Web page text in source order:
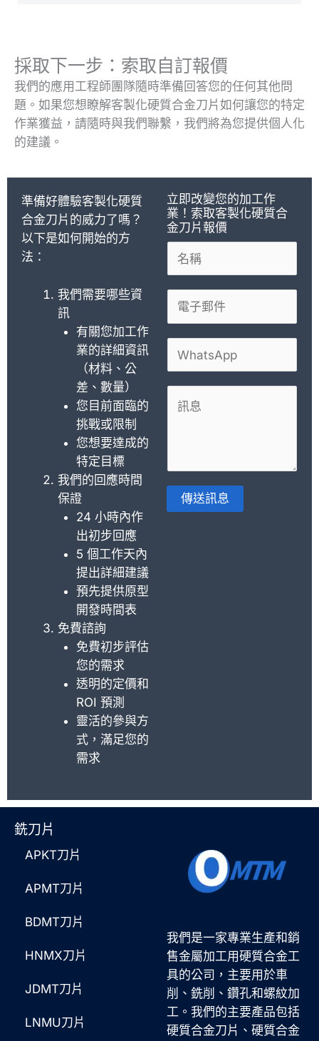
採取下一步：索取自訂報價
我們的應用工程師團隊隨時準備回答您的任何其他問
題。如果您想瞭解客製化硬質合金刀片如何讓您的特定
作業獲益，請隨時與我們聯繫，我們將為您提供個人化
的建議。
準備好體驗客製化硬質
合金刀片的威力了嗎？
以下是如何開始的方
法：
我們需要哪些資
訊
有關您加工作
業的詳細資訊
（材料、公
差、數量）
您目前面臨的
挑戰或限制
您想要達成的
特定目標
我們的回應時間
保證
24 小時內作
出初步回應
5 個工作天內
提出詳細建議
預先提供原型
開發時間表
免費諮詢
免費初步評估
您的需求
透明的定價和
ROI 預測
靈活的參與方
式，滿足您的
需求
立即改變您的加工作
業！索取客製化硬質合
金刀片報價
*
郵
件
*
a
p
見
息
*
傳送訊息
我們是一家專業生產和銷
售金屬加工用硬質合金工
具的公司，主要用於車
削、銑削、鑽孔和螺紋加
工。我們的主要產品包括
硬質合金刀片、硬質合金
銑刀片
APKT刀片
APMT刀片
BDMT刀片
HNMX刀片
JDMT刀片
LNMU刀片